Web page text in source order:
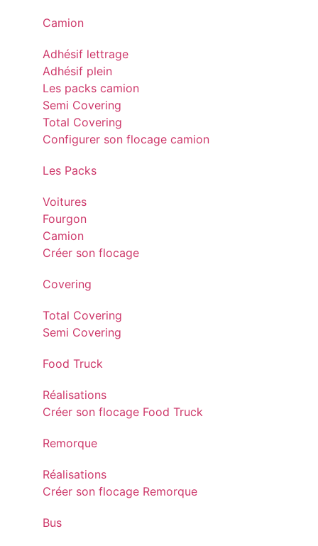
Camion
Adhésif lettrage
Adhésif plein
Les packs camion
Semi Covering
Total Covering
Configurer son flocage camion
Les Packs
Voitures
Fourgon
Camion
Créer son flocage
Covering
Total Covering
Semi Covering
Food Truck
Réalisations
Créer son flocage Food Truck
Remorque
Réalisations
Créer son flocage Remorque
Bus